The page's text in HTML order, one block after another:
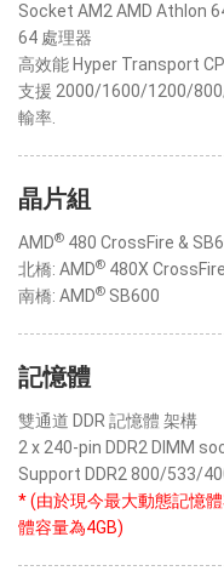
Socket AM2 AMD Athlon
64 處理器
高效能 Hyper Transport
支援 2000/1600/1200/
輸率.
晶片組
AMD® 480 CrossFire &
北橋: AMD® 480X CrossFire
南橋: AMD® SB600
記憶體
雙通道 DDR 記憶體 架構
2 x 240-pin DDR2 DIMM
Support DDR2 800/533/
* (由於現今最大動態記憶
體容量為4GB)